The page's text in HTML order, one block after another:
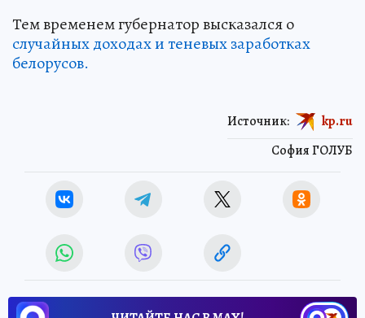
Тем временем губернатор высказался о
случайных доходах и теневых заработках
белорусов.
София ГОЛУБ
Источник: kp.ru